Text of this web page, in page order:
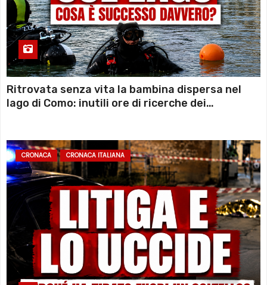
Ritrovata senza vita la bambina dispersa nel
lago di Como: inutili ore di ricerche dei
CRONACA CRONACA ITALIANA